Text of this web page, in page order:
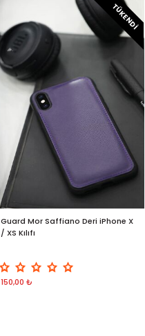
TÜKENDI
Guard Mor Saffiano Deri iPhone X
/ XS Kılıfı
150,00 ₺